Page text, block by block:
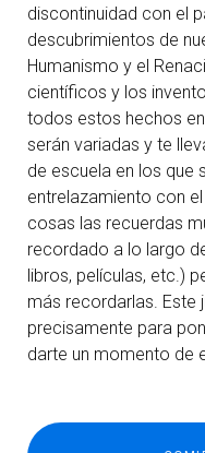
discontinuidad con el
descubrimientos de
Humanismo y el
científicos y los
todos estos hechos
serán variadas y te
de escuela en los que
entrelazamiento con
cosas las recuerdas
recordado a lo largo
libros, películas, etc.)
más recordarlas. Este
precisamente para
darte un momento de